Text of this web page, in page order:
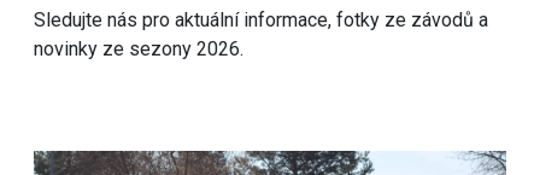
Sledujte nás pro aktuální informace, fotky ze závodů a
novinky ze sezony 2026.